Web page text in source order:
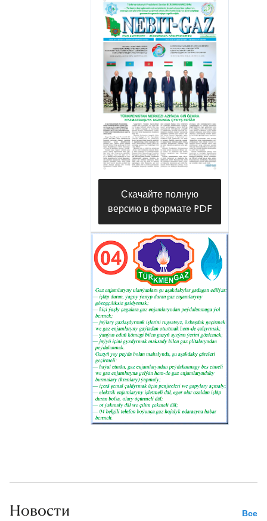
Скачайте полную
версию в формате PDF
Новости Все